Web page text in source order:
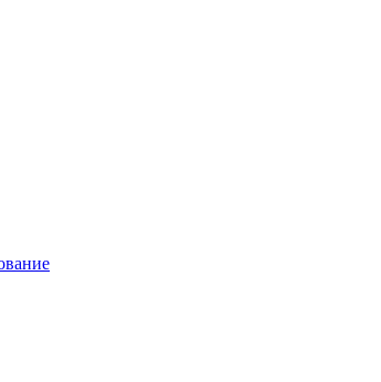
барабанные
вальцовые
для фронтальных погрузчиков